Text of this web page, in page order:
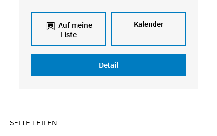
Auf meine
Liste
Kalender
Detail
SEITE TEILEN